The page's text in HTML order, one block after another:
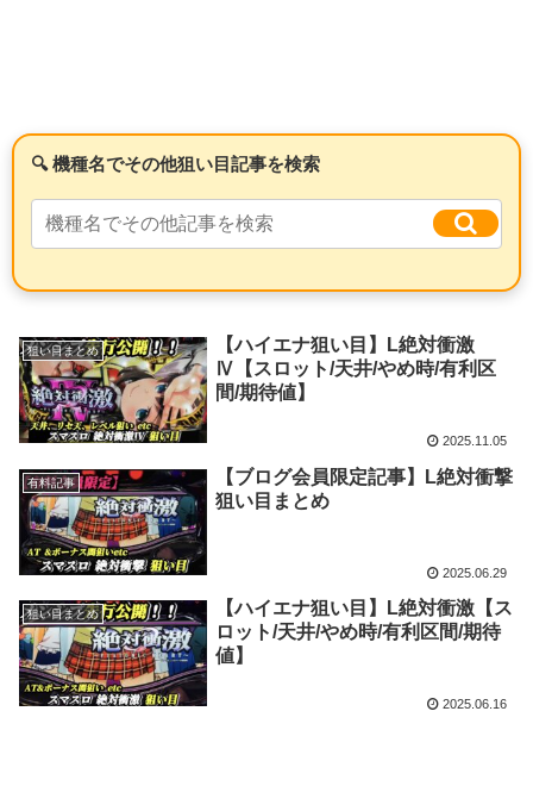
狙い目まとめ
【ハイエナ狙い目】L絶対衝激
Ⅳ【スロット/天井/やめ時/有利区
間/期待値】
2025.11.05
有料記事
【ブログ会員限定記事】L絶対衝撃
狙い目まとめ
2025.06.29
狙い目まとめ
【ハイエナ狙い目】L絶対衝激【ス
ロット/天井/やめ時/有利区間/期待
値】
2025.06.16